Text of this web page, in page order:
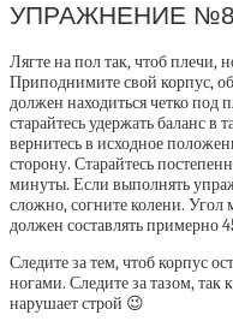
УПРАЖНЕНИЕ
Лягте на пол так, чтоб плечи,
Приподнимите свой корпус,
должен находиться четко
старайтесь удержать баланс в
вернитесь в исходное
сторону. Старайтесь
минуты. Если выполнять
сложно, согните колени.
должен составлять примерно
Следите за тем, чтоб корпус
ногами. Следите за тазом, так
нарушает строй 😉